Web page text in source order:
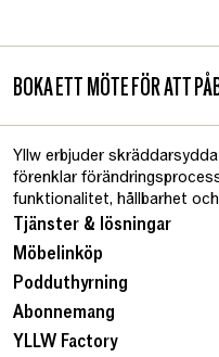
BOKA ETT MÖTE FÖR ATT
Yllw erbjuder
förenklar
funktionalitet, hållbarhet
Tjänster & lösningar
Möbelinköp
Podduthyrning
Abonnemang
YLLW Factory